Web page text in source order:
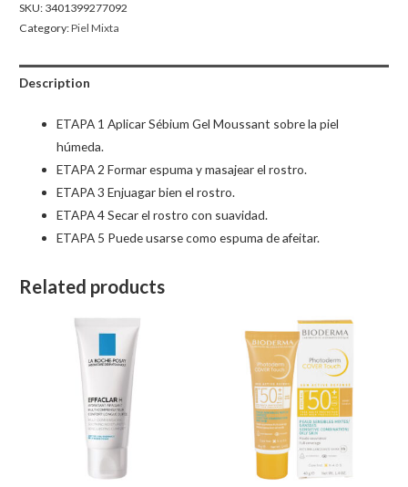
500
ml
quantity
SKU: 3401399277092
Category:Piel Mixta
Description
ETAPA 1 Aplicar Sébium Gel Moussant sobre la piel
húmeda.
ETAPA 2 Formar espuma y masajear el rostro.
ETAPA 3 Enjuagar bien el rostro.
ETAPA 4 Secar el rostro con suavidad.
ETAPA 5 Puede usarse como espuma de afeitar.
Related products